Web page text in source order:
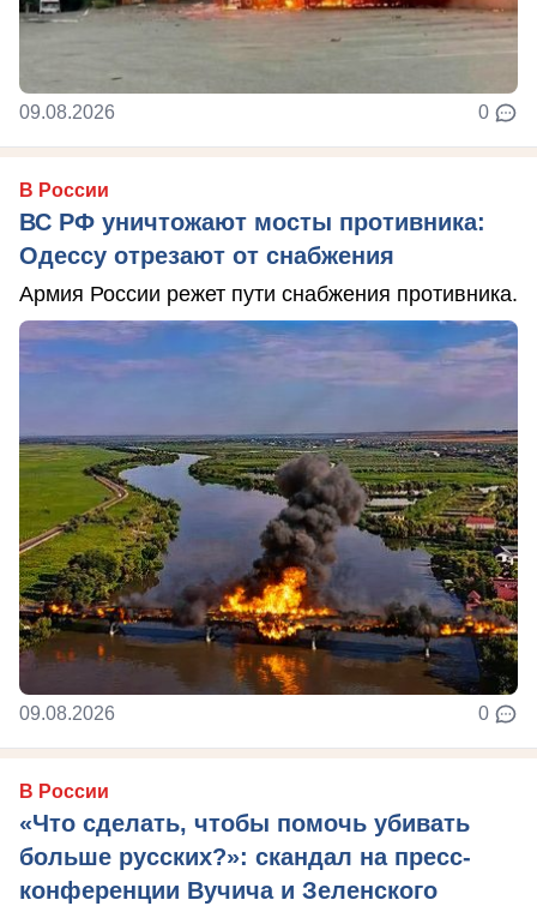
09.08.2026 0
В России
ВС РФ уничтожают мосты противника:
Одессу отрезают от снабжения
Армия России режет пути снабжения противника.
09.08.2026 0
В России
«Что сделать, чтобы помочь убивать
больше русских?»: скандал на пресс-
конференции Вучича и Зеленского